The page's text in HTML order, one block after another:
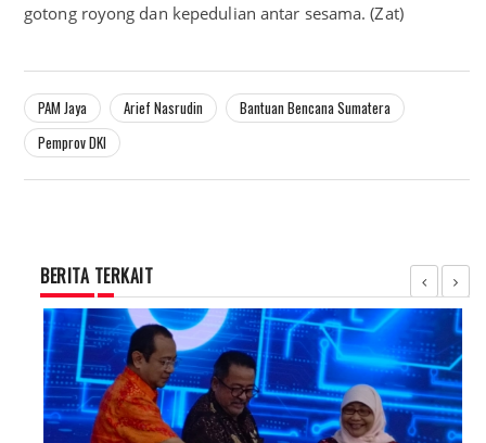
gotong royong dan kepedulian antar sesama. (Zat)
PAM Jaya Arief Nasrudin
Bantuan Bencana Sumatera
Pemprov DKI
BERITA TERKAIT